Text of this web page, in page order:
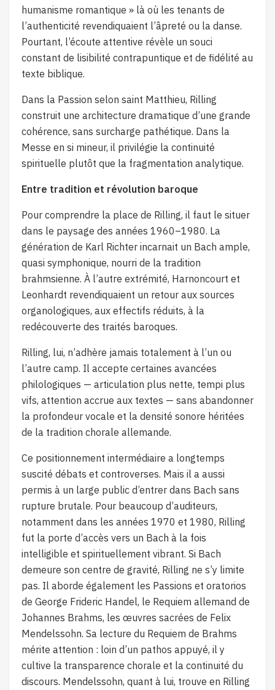
humanisme romantique » là où les tenants de
l’authenticité revendiquaient l’âpreté ou la danse.
Pourtant, l’écoute attentive révèle un souci
constant de lisibilité contrapuntique et de fidélité au
texte biblique.
Dans la Passion selon saint Matthieu, Rilling
construit une architecture dramatique d’une grande
cohérence, sans surcharge pathétique. Dans la
Messe en si mineur, il privilégie la continuité
spirituelle plutôt que la fragmentation analytique.
Entre tradition et révolution baroque
Pour comprendre la place de Rilling, il faut le situer
dans le paysage des années 1960–1980. La
génération de Karl Richter incarnait un Bach ample,
quasi symphonique, nourri de la tradition
brahmsienne. À l’autre extrémité, Harnoncourt et
Leonhardt revendiquaient un retour aux sources
organologiques, aux effectifs réduits, à la
redécouverte des traités baroques.
Rilling, lui, n’adhère jamais totalement à l’un ou
l’autre camp. Il accepte certaines avancées
philologiques — articulation plus nette, tempi plus
vifs, attention accrue aux textes — sans abandonner
la profondeur vocale et la densité sonore héritées
de la tradition chorale allemande.
Ce positionnement intermédiaire a longtemps
suscité débats et controverses. Mais il a aussi
permis à un large public d’entrer dans Bach sans
rupture brutale. Pour beaucoup d’auditeurs,
notamment dans les années 1970 et 1980, Rilling
fut la porte d’accès vers un Bach à la fois
intelligible et spirituellement vibrant. Si Bach
demeure son centre de gravité, Rilling ne s’y limite
pas. Il aborde également les Passions et oratorios
de George Frideric Handel, le Requiem allemand de
Johannes Brahms, les œuvres sacrées de Felix
Mendelssohn. Sa lecture du Requiem de Brahms
mérite attention : loin d’un pathos appuyé, il y
cultive la transparence chorale et la continuité du
discours. Mendelssohn, quant à lui, trouve en Rilling